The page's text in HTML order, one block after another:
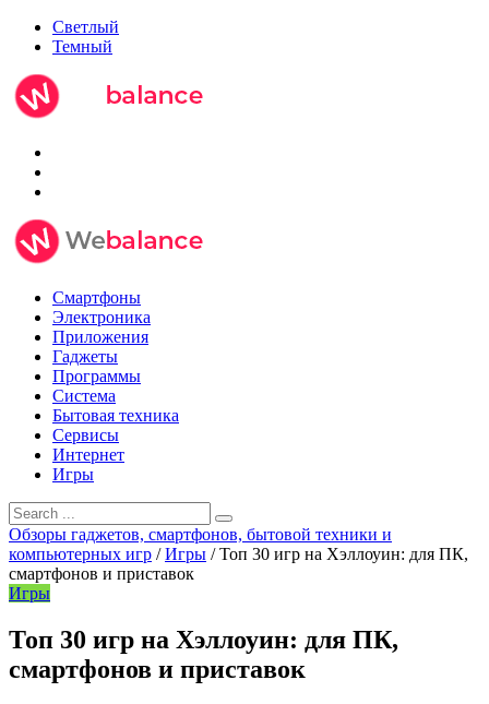
Светлый
Темный
Смартфоны
Электроника
Приложения
Гаджеты
Программы
Система
Бытовая техника
Сервисы
Интернет
Игры
Обзоры гаджетов, смартфонов, бытовой техники и
компьютерных игр /Игры /Топ 30 игр на Хэллоуин: для ПК,
смартфонов и приставок
Игры
Топ 30 игр на Хэллоуин: для ПК,
смартфонов и приставок